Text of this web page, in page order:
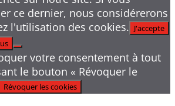
ce dernier, nous considérerons
l'utilisation des cookies. J'accepte
votre consentement à tout
le bouton « Révoquer le
Révoquer les cookies